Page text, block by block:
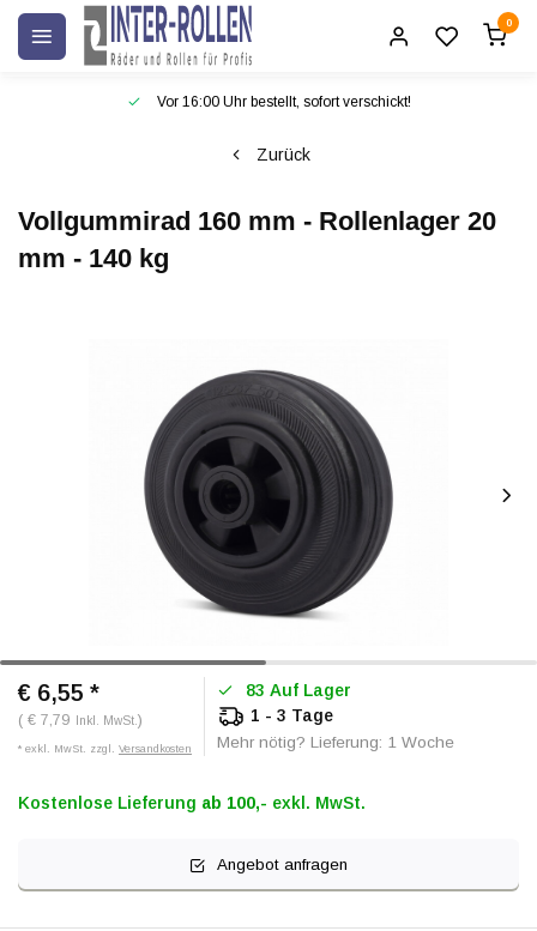
0
Vor 16:00 Uhr bestellt, sofort verschickt!
Zurück
Vollgummirad 160 mm - Rollenlager 20
mm - 140 kg
€ 6,55 *
( € 7,79 Inkl. MwSt. )
* exkl. MwSt. zzgl. Versandkosten
83 Auf Lager
1 - 3 Tage
Mehr nötig? Lieferung: 1 Woche
Kostenlose Lieferung ab 100,- exkl. MwSt.
Angebot anfragen